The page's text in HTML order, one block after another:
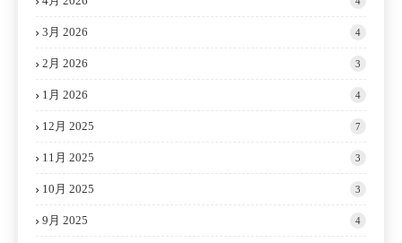
3月 2026 4
2月 2026 3
1月 2026 4
12月 2025 7
11月 2025 3
10月 2025 3
9月 2025 4